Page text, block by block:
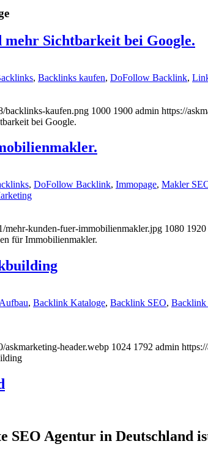
Sichtbarkeit bei Google.
, Backlinks kaufen, DoFollow Backlink,
backlinks-kaufen.png 1000 1900 admin https://
bei Google.
, DoFollow Backlink, Immopage, Makler
mehr-kunden-fuer-immobilienmakler.jpg 1080 1920
für Immobilienmakler.
, Backlink Kataloge, Backlink SEO, Backlink
askmarketing-header.webp 1024 1792 admin
SEO Agentur in Deutschland